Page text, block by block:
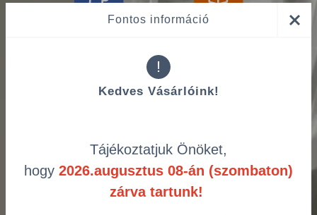
Akciós termékek
Fontos információ
!
Kedves Vásárlóink!
Tájékoztatjuk Önöket,
hogy 2026.augusztus 08-án (szombaton)
zárva tartunk!